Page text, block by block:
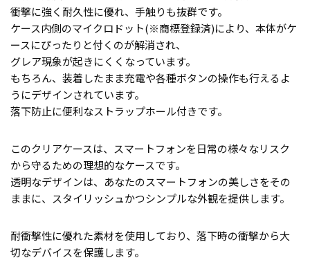
衝撃に強く耐久性に優れ、手触りも抜群です。
ケース内側のマイクロドット(※商標登録済)により、本体がケ
ースにぴったりと付くのが解消され、
グレア現象が起きにくくなっています。
もちろん、装着したまま充電や各種ボタンの操作も行えるよ
うにデザインされています。
落下防止に便利なストラップホール付きです。
このクリアケースは、スマートフォンを日常の様々なリスク
から守るための理想的なケースです。
透明なデザインは、あなたのスマートフォンの美しさをその
ままに、スタイリッシュかつシンプルな外観を提供します。
耐衝撃性に優れた素材を使用しており、落下時の衝撃から大
切なデバイスを保護します。